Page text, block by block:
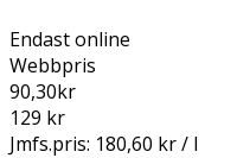
Endast online
Webbpris
90,30kr
129 kr
Jmfs.pris: 180,60 kr / l